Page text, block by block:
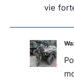
vie